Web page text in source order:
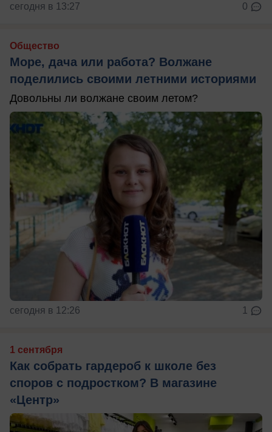
сегодня в 13:27 0
Общество
Море, дача или работа? Волжане
поделились своими летними историями
Довольны ли волжане своим летом?
сегодня в 12:26 1
1 сентября
Как собрать гардероб к школе без
споров с подростком? В магазине
«Центр»